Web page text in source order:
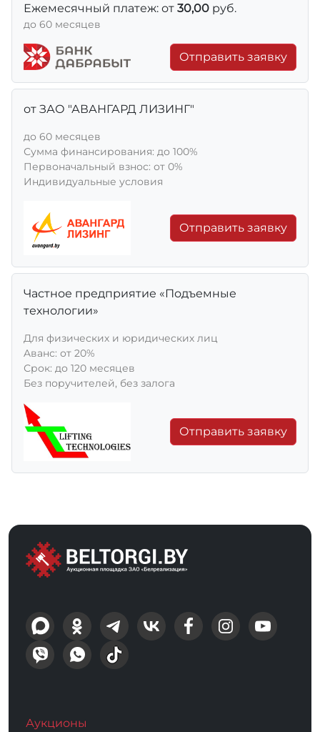
Ежемесячный платеж: от 30,00 руб.
до 60 месяцев
Отправить заявку
от ЗАО "АВАНГАРД ЛИЗИНГ"
до 60 месяцев
Сумма финансирования: до 100%
Первоначальный взнос: от 0%
Индивидуальные условия
Отправить заявку
Частное предприятие «Подъемные
технологии»
Для физических и юридических лиц
Aванс: от 20%
Срок: до 120 месяцев
Без поручителей, без залога
Отправить заявку
Аукционы